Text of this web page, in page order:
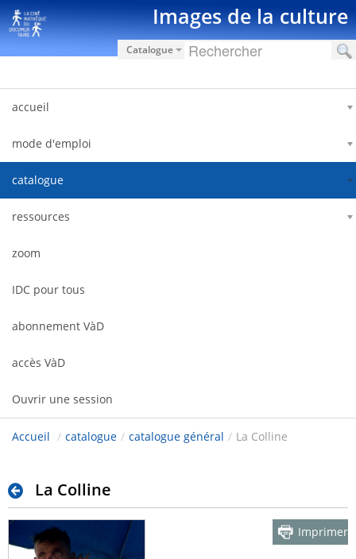
Saut au contenu Images de la culture
Catalogue
accueil
mode d'emploi
catalogue
ressources
zoom
IDC pour tous
abonnement VàD
accès VàD
Ouvrir une session
Accueil / catalogue / catalogue général / La Colline
La Colline
Imprimer